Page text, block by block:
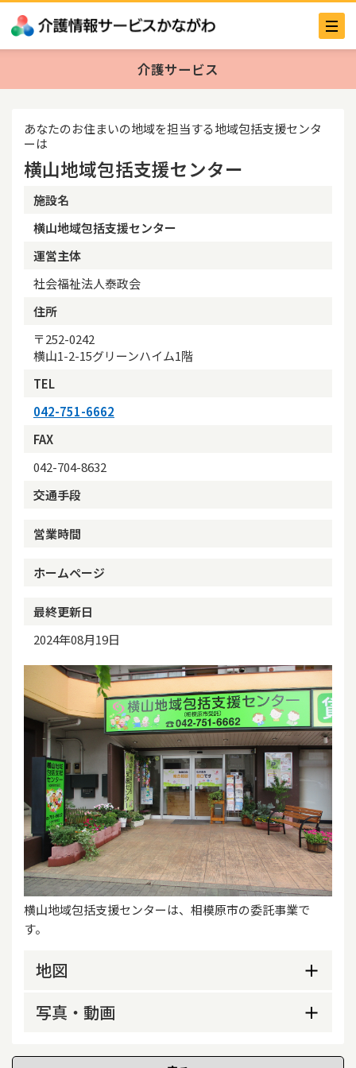
介護サービス
あなたのお住まいの地域を担当する地域包括支援センタ
ーは
横山地域包括支援センター
施設名
横山地域包括支援センター
運営主体
社会福祉法人泰政会
住所
〒252-0242
横山1-2-15グリーンハイム1階
TEL
042-751-6662
FAX
042-704-8632
交通手段
営業時間
ホームページ
最終更新日
2024年08月19日
横山地域包括支援センターは、相模原市の委託事業で
す。
地図
写真・動画
外観